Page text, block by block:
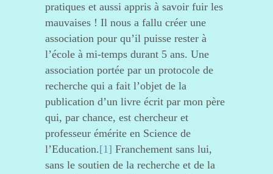
pratiques et aussi appris à savoir fuir les
mauvaises ! Il nous a fallu créer une
association pour qu’il puisse rester à
l’école à mi-temps durant 5 ans. Une
association portée par un protocole de
recherche qui a fait l’objet de la
publication d’un livre écrit par mon père
qui, par chance, est chercheur et
professeur émérite en Science de
l’Education.[1] Franchement sans lui,
sans le soutien de la recherche et de la